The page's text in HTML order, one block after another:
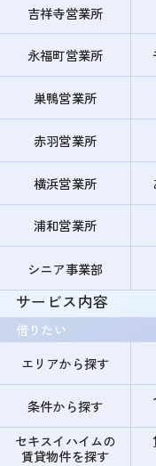
吉祥寺営業所
永福町営業所
巣鴨営業所
赤羽営業所
横浜営業所
浦和営業所
シニア事業部
サービス内容
借りたい
エリアから探す
条件から探す
セキスイハイムの
賃貸物件を探す